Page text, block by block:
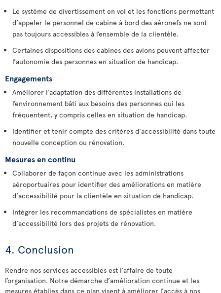
Le système de divertissement en vol et les fonctions permettant
d’appeler le personnel de cabine à bord des aéronefs ne sont
pas toujours accessibles à l’ensemble de la clientèle.
Certaines dispositions des cabines des avions peuvent affecter
l’autonomie des personnes en situation de handicap.
Engagements
Améliorer l’adaptation des différentes installations de
l’environnement bâti aux besoins des personnes qui les
fréquentent, y compris celles en situation de handicap.
Identifier et tenir compte des critères d’accessibilité dans toute
nouvelle conception ou rénovation.
Mesures en continu
Collaborer de façon continue avec les administrations
aéroportuaires pour identifier des améliorations en matière
d’accessibilité pour la clientèle en situation de handicap.
Intégrer les recommandations de spécialistes en matière
d’accessibilité lors des projets de rénovation.
4. Conclusion
Rendre nos services accessibles est l’affaire de toute
l’organisation. Notre démarche d’amélioration continue et les
mesures établies dans ce plan visent à améliorer l’accès à nos